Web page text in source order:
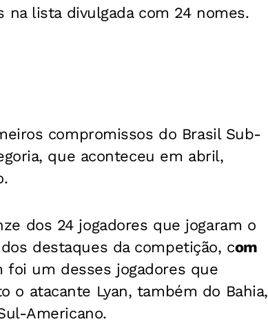
lista divulgada com 24 nomes.
compromissos do Brasil Sub-
que aconteceu em abril,
dos 24 jogadores que jogaram o
destaques da competição, com
foi um desses jogadores que
o atacante Lyan, também do Bahia,
Americano.